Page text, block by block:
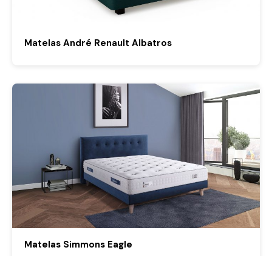
Matelas André Renault Albatros
Matelas Simmons Eagle